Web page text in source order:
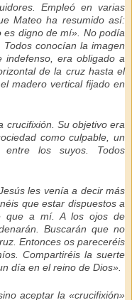
Empleó en varias
Mateo ha resumido así:
es digno de mí». No podía
conocían la imagen
indefenso, era obligado a
de la cruz hasta el
madero vertical fijado en
crucifixión. Su objetivo era
como culpable, un
entre los suyos. Todos
les venía a decir más
que estar dispuestos a
que a mí. A los ojos de
Buscarán que no
Entonces os pareceréis
Compartiréis la suerte
día en el reino de Dios».
aceptar la «crucifixión»